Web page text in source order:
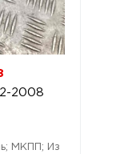
2008
МКПП; Из